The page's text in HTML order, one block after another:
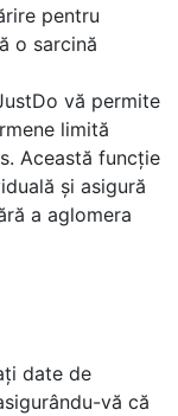
pentru
o sarcină
vă permite
limită
Această funcție
și asigură
a aglomera
date de
vă că